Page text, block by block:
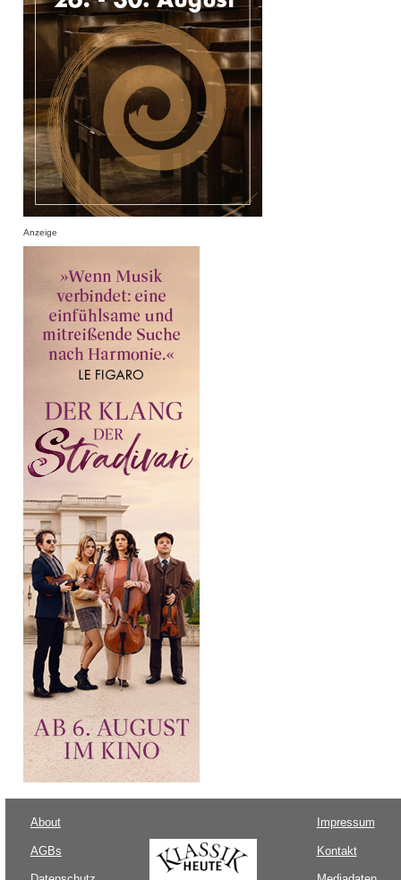
Anzeige
About
AGBs
Impressum
Kontakt